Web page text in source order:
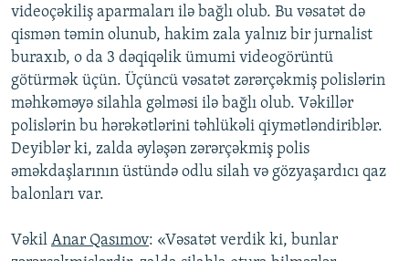
videoçəkiliş aparmaları ilə bağlı olub. Bu vəsatət də
qismən təmin olunub, hakim zala yalnız bir jurnalist
buraxıb, o da 3 dəqiqəlik ümumi videogörüntü
götürmək üçün. Üçüncü vəsatət zərərçəkmiş polislərin
məhkəməyə silahla gəlməsi ilə bağlı olub. Vəkillər
polislərin bu hərəkətlərini təhlükəli qiymətləndiriblər.
Deyiblər ki, zalda əyləşən zərərçəkmiş polis
əməkdaşlarının üstündə odlu silah və gözyaşardıcı qaz
balonları var.
Vəkil Anar Qasımov: «Vəsatət verdik ki, bunlar